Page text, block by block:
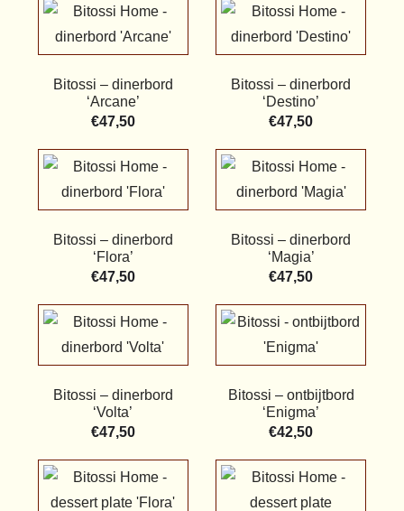
Bitossi – dinerbord
‘Arcane’
€47,50
Bitossi – dinerbord
‘Destino’
€47,50
Bitossi – dinerbord
‘Flora’
€47,50
Bitossi – dinerbord
‘Magia’
€47,50
Bitossi – dinerbord
‘Volta’
€47,50
Bitossi – ontbijtbord
‘Enigma’
€42,50